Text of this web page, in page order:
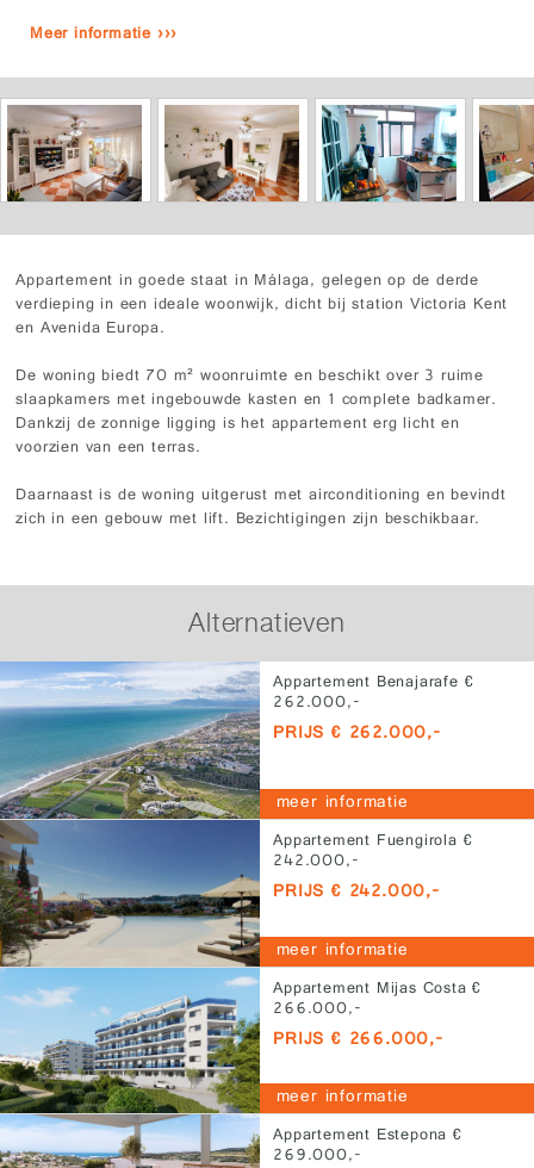
Meer informatie ›››
Appartement in goede staat in Málaga, gelegen op de derde
verdieping in een ideale woonwijk, dicht bij station Victoria Kent
en Avenida Europa.
De woning biedt 70 m² woonruimte en beschikt over 3 ruime
slaapkamers met ingebouwde kasten en 1 complete badkamer.
Dankzij de zonnige ligging is het appartement erg licht en
voorzien van een terras.
Daarnaast is de woning uitgerust met airconditioning en bevindt
zich in een gebouw met lift. Bezichtigingen zijn beschikbaar.
Alternatieven
Appartement Benajarafe €
262.000,-
PRIJS € 262.000,-
meer informatie
Appartement Fuengirola €
242.000,-
PRIJS € 242.000,-
meer informatie
Appartement Mijas Costa €
266.000,-
PRIJS € 266.000,-
meer informatie
Appartement Estepona €
269.000,-